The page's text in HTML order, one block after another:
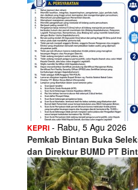
KEPRI - Rabu, 5 Agu 2026
Pemkab Bintan Buka
dan Direktur BUMD PT